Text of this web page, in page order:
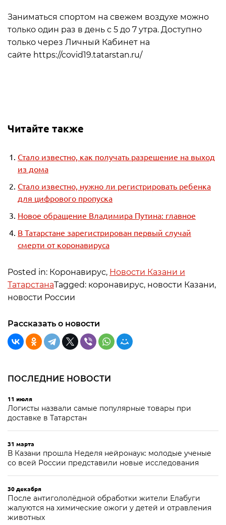
Заниматься спортом на свежем воздухе можно
только один раз в день с 5 до 7 утра. Доступно
только через Личный Кабинет на
сайте https://covid19.tatarstan.ru/
Читайте также
Стало известно, как получать разрешение на выход
из дома
Стало известно, нужно ли регистрировать ребенка
для цифрового пропуска
Новое обращение Владимира Путина: главное
В Татарстане зарегистрирован первый случай
смерти от коронавируса
Posted in: Коронавирус, Новости Казани и
ТатарстанаTagged: коронавирус, новости Казани,
новости России
Рассказать о новости
ПОСЛЕДНИЕ НОВОСТИ
11 июля
Логисты назвали самые популярные товары при
доставке в Татарстан
31 марта
В Казани прошла Неделя нейронаук: молодые ученые
со всей России представили новые исследования
30 декабря
После антигололёдной обработки жители Елабуги
жалуются на химические ожоги у детей и отравления
животных